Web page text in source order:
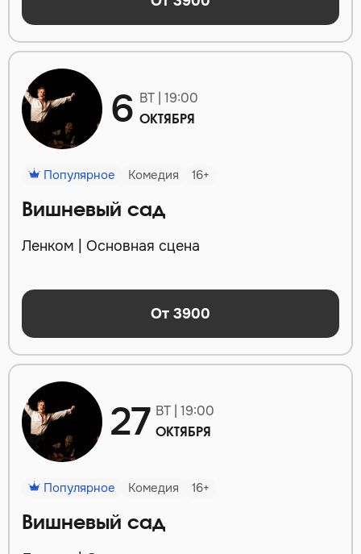
6 ВТ | 19:00
ОКТЯБРЯ
Популярное Комедия 16+
Вишневый сад
Ленком | Основная сцена
От 3900
27 ВТ | 19:00
ОКТЯБРЯ
Популярное Комедия 16+
Вишневый сад